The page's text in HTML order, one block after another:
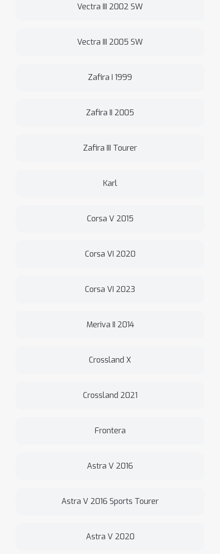
Vectra III 2002 SW
Vectra III 2005 SW
Zafira I 1999
Zafira II 2005
Zafira III Tourer
Karl
Corsa V 2015
Corsa VI 2020
Corsa VI 2023
Meriva II 2014
Crossland X
Crossland 2021
Frontera
Astra V 2016
Astra V 2016 Sports Tourer
Astra V 2020